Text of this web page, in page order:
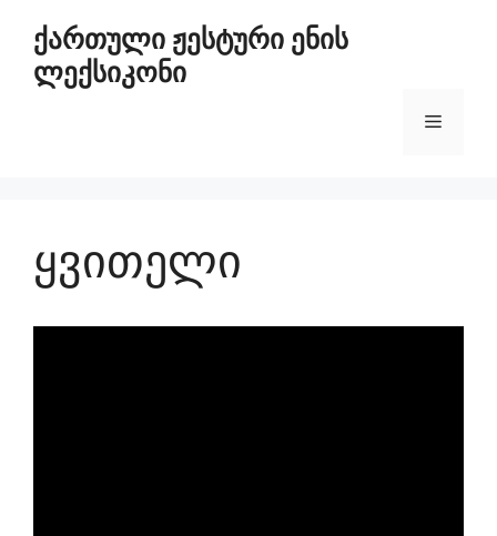
ქართული ჟესტური ენის
ლექსიკონი
ყვითელი